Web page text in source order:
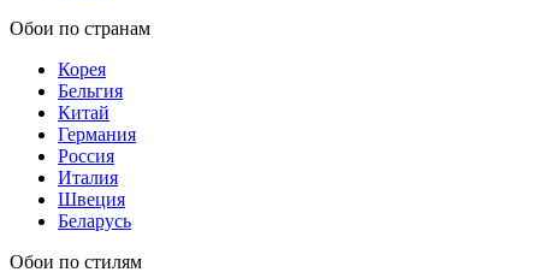
Обои по странам
Корея
Бельгия
Китай
Германия
Россия
Италия
Швеция
Беларусь
Обои по стилям